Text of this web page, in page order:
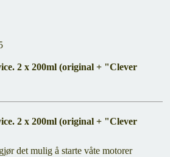
2 x 200ml (original + "Clever
2 x 200ml (original + "Clever
det mulig å starte våte motorer